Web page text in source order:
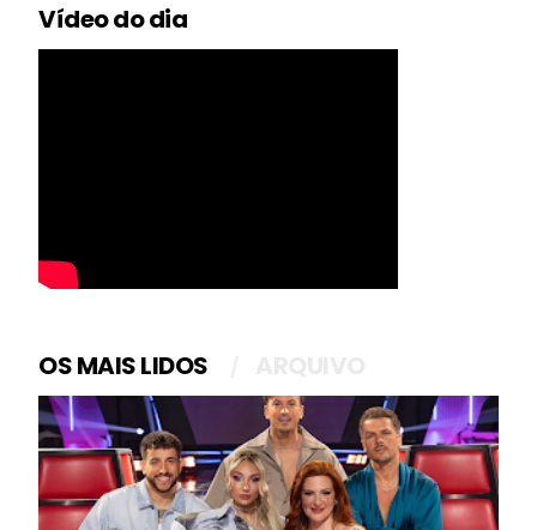
Vídeo do dia
OS MAIS LIDOS